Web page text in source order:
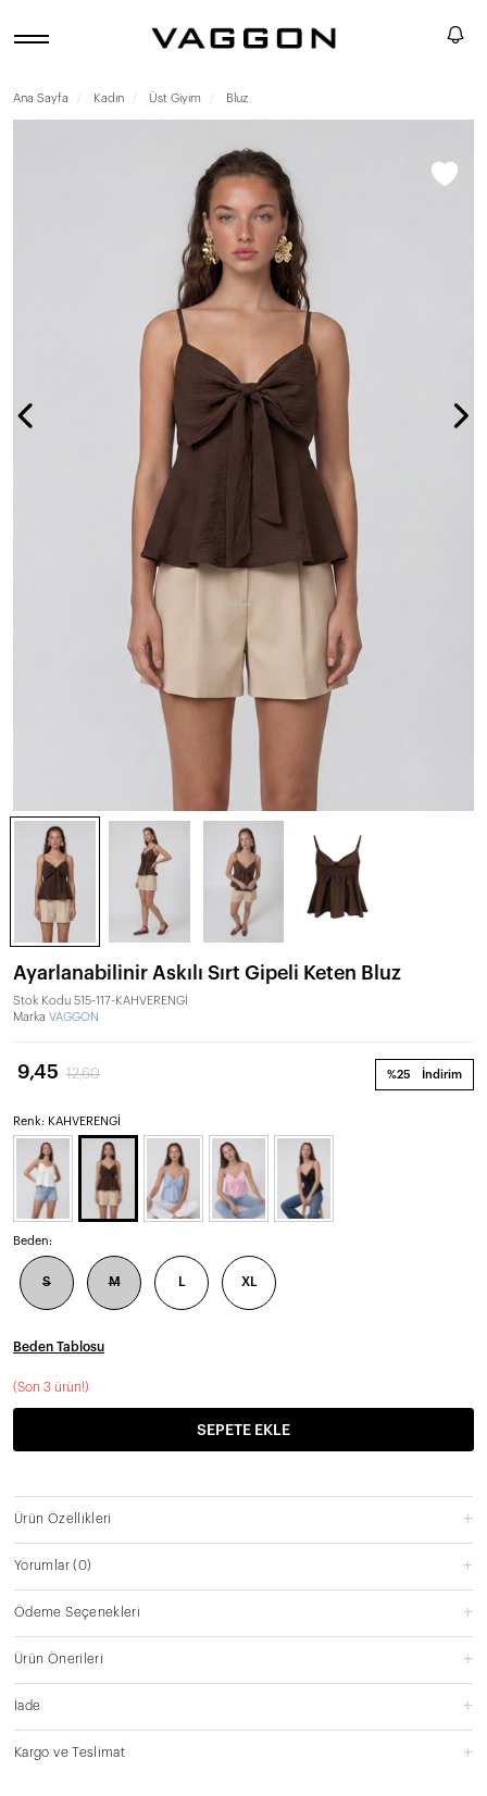
Ana Sayfa Kadın Üst Giyim Bluz
Ayarlanabilinir Askılı Sırt Gipeli Keten Bluz
Stok Kodu 515-117-KAHVERENGİ
Marka VAGGON
%25 İndirim
9,45 12,60
Renk: KAHVERENGİ
Beden:
S M L XL
Beden Tablosu
(Son 3 ürün!)
SEPETE EKLE
Ürün Özellikleri
Yorumlar(0)
Ödeme Seçenekleri
Ürün Önerileri
İade
Kargo ve Teslimat